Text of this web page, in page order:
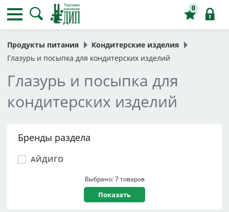
0
Продукты питания
Кондитерские изделия
Глазурь и посыпка для кондитерских изделий
Глазурь и посыпка для
кондитерских изделий
Бренды раздела
АЙДИГО
Выбрано: 7 товаров